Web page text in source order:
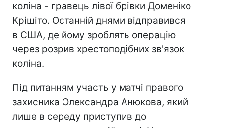
коліна - гравець лівої брівки Доменіко
Крішіто. Останній днями відправився
в США, де йому зроблять операцію
через розрив хрестоподібних зв'язок
коліна.
Під питанням участь у матчі правого
захисника Олександра Анюкова, який
лише в середу приступив до